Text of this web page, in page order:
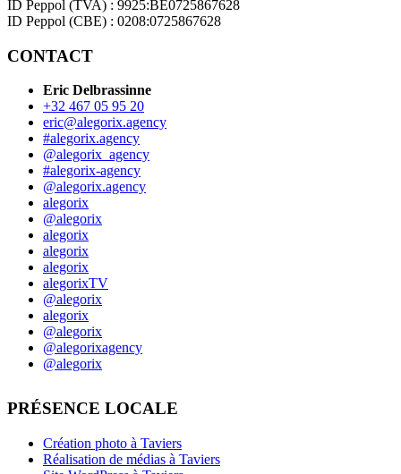
ID Peppol (TVA) : 9925:BE0725867628
ID Peppol (CBE) : 0208:0725867628
CONTACT
Eric Delbrassinne
+32 467 05 95 20
eric@alegorix.agency
#alegorix.agency
@alegorix_agency
#alegorix-agency
@alegorix.agency
alegorix
@alegorix
alegorix
alegorix
alegorix
alegorixTV
@alegorix
alegorix
@alegorix
@alegorixagency
@alegorix
PRÉSENCE LOCALE
Création photo à Taviers
Réalisation de médias à Taviers